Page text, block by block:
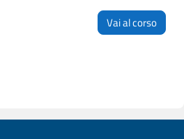
Vai al corso